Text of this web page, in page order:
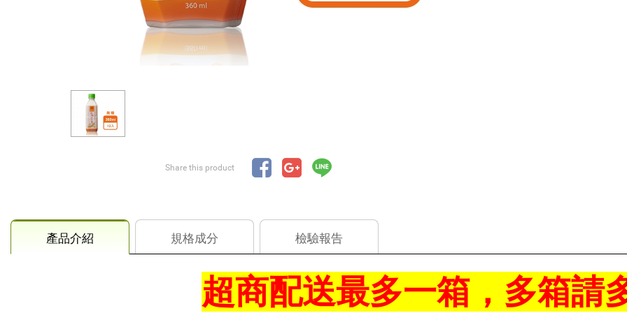
Share this product
產品介紹 規格成分 檢驗報告
超商配送最多一箱，多箱請